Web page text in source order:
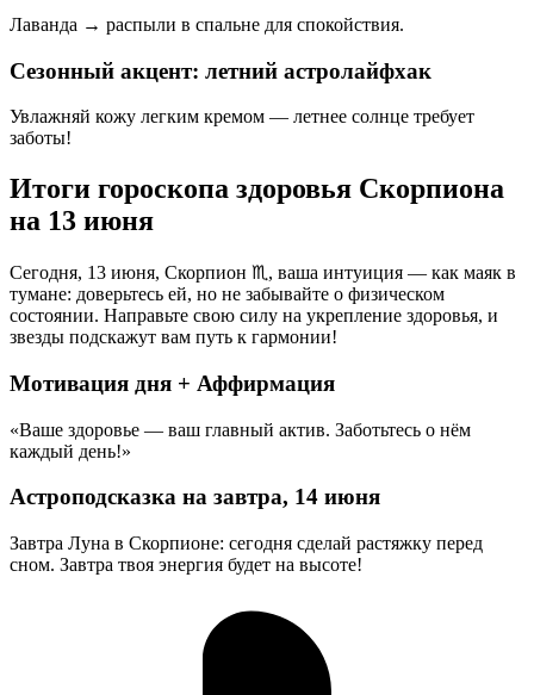
Лаванда → распыли в спальне для спокойствия.
Сезонный акцент: летний астролайфхак
Увлажняй кожу легким кремом — летнее солнце требует
заботы!
Итоги гороскопа здоровья Скорпиона
на 13 июня
Сегодня, 13 июня, Скорпион ♏, ваша интуиция — как маяк в
тумане: доверьтесь ей, но не забывайте о физическом
состоянии. Направьте свою силу на укрепление здоровья, и
звезды подскажут вам путь к гармонии!
Мотивация дня + Аффирмация
«Ваше здоровье — ваш главный актив. Заботьтесь о нём
каждый день!»
Астроподсказка на завтра, 14 июня
Завтра Луна в Скорпионе: сегодня сделай растяжку перед
сном. Завтра твоя энергия будет на высоте!